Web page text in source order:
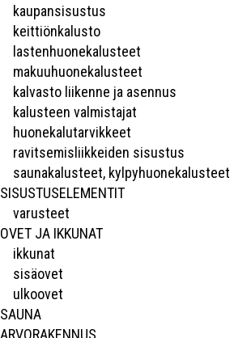
kaupansisustus
keittiönkalusto
lastenhuonekalusteet
makuuhuonekalusteet
kalvasto liikenne ja asennus
kalusteen valmistajat
huonekalutarvikkeet
ravitsemisliikkeiden sisustus
saunakalusteet, kylpyhuonekalusteet
SISUSTUSELEMENTIT
varusteet
OVET JA IKKUNAT
ikkunat
sisäovet
ulkoovet
SAUNA
ARVORAKENNUS